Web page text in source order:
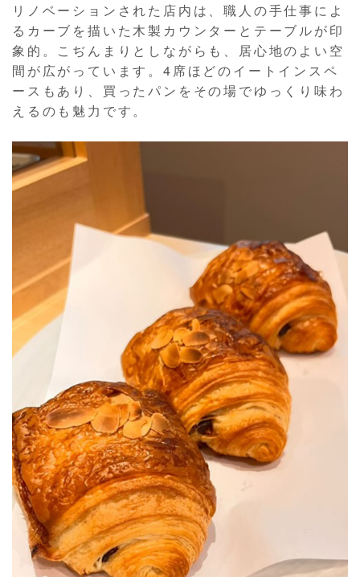
リノベーションされた店内は、職人の手仕事によ
るカーブを描いた木製カウンターとテーブルが印
象的。こぢんまりとしながらも、居心地のよい空
間が広がっています。4席ほどのイートインスペ
ースもあり、買ったパンをその場でゆっくり味わ
えるのも魅力です。